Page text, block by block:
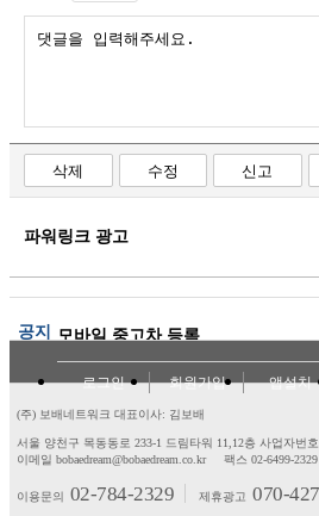
삭제 수정 신고
파워링크 광고
공지 모바일 중고차 등록
로그인 회원가입 앱설치
(주) 보배네트워크 대표이사: 김보배
서울 양천구 목동동로 233-1 드림타워 11,12층 사업자번
이메일 bobaedream@bobaedream.co.kr
팩스 02-6499-2329
이용문의 02-784-2329 제휴광고 070-